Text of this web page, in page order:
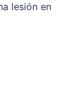
lesión en